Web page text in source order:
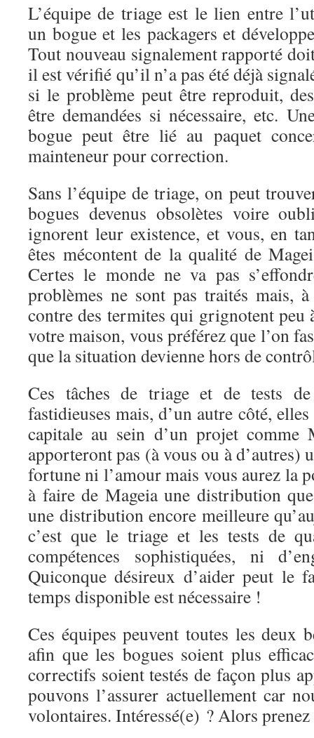
L’équipe de triage est le lien entre
un bogue et les packagers et
Tout nouveau signalement rapporté
il est vérifié qu’il n’a pas été déjà
si le problème peut être reproduit,
être demandées si nécessaire, etc.
bogue peut être lié au paquet
mainteneur pour correction.
Sans l’équipe de triage, on peut
bogues devenus obsolètes voire
ignorent leur existence, et vous, en
êtes mécontent de la qualité de
Certes le monde ne va pas
problèmes ne sont pas traités mais,
contre des termites qui grignotent peu
votre maison, vous préférez que l’on
que la situation devienne hors de
Ces tâches de triage et de tests
fastidieuses mais, d’un autre côté,
capitale au sein d’un projet comme
apporteront pas (à vous ou à d’autres)
fortune ni l’amour mais vous aurez la
à faire de Mageia une distribution
une distribution encore meilleure
c’est que le triage et les tests de
compétences sophistiquées, ni
Quiconque désireux d’aider peut le
temps disponible est nécessaire !
Ces équipes peuvent toutes les deux
afin que les bogues soient plus
correctifs soient testés de façon plus
pouvons l’assurer actuellement car
volontaires. Intéressé(e) ? Alors